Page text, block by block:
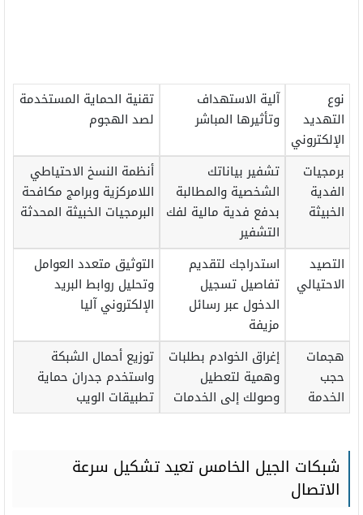
نوع
التهديد
الإلكتروني
آلية الاستهداف
وتأثيرها المباشر
تقنية الحماية المستخدمة
لصد الهجوم
برمجيات
الفدية
الخبيثة
تشفير بياناتك
الشخصية والمطالبة
بدفع فدية مالية لفك
التشفير
أنظمة النسخ الاحتياطي
اللامركزية وبرامج مكافحة
البرمجيات الخبيثة المحدثة
التصيد
الاحتيالي
استدراجك لتقديم
تفاصيل تسجيل
الدخول عبر رسائل
مزيفة
التوثيق متعدد العوامل
وتحليل روابط البريد
الإلكتروني آليا
هجمات
حجب
الخدمة
إغراق الخوادم بطلبات
وهمية لتعطيل
وصولك إلى الخدمات
توزيع أحمال الشبكة
واستخدم جدران حماية
تطبيقات الويب
شبكات الجيل الخامس تعيد تشكيل سرعة
الاتصال